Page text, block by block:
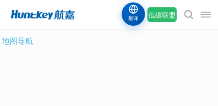
低碳联盟
翻译
地图导航